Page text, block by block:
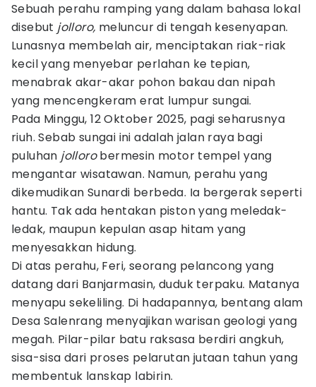
Sebuah perahu ramping yang dalam bahasa lokal
disebut jolloro, meluncur di tengah kesenyapan.
Lunasnya membelah air, menciptakan riak-riak
kecil yang menyebar perlahan ke tepian,
menabrak akar-akar pohon bakau dan nipah
yang mencengkeram erat lumpur sungai.
Pada Minggu, 12 Oktober 2025, pagi seharusnya
riuh. Sebab sungai ini adalah jalan raya bagi
puluhan jollorobermesin motor tempel yang
mengantar wisatawan. Namun, perahu yang
dikemudikan Sunardi berbeda. Ia bergerak seperti
hantu. Tak ada hentakan piston yang meledak-
ledak, maupun kepulan asap hitam yang
menyesakkan hidung.
Di atas perahu, Feri, seorang pelancong yang
datang dari Banjarmasin, duduk terpaku. Matanya
menyapu sekeliling. Di hadapannya, bentang alam
Desa Salenrang menyajikan warisan geologi yang
megah. Pilar-pilar batu raksasa berdiri angkuh,
sisa-sisa dari proses pelarutan jutaan tahun yang
membentuk lanskap labirin.